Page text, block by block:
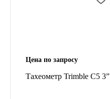
Цена по запросу
Тахеометр Trimble C5 3”